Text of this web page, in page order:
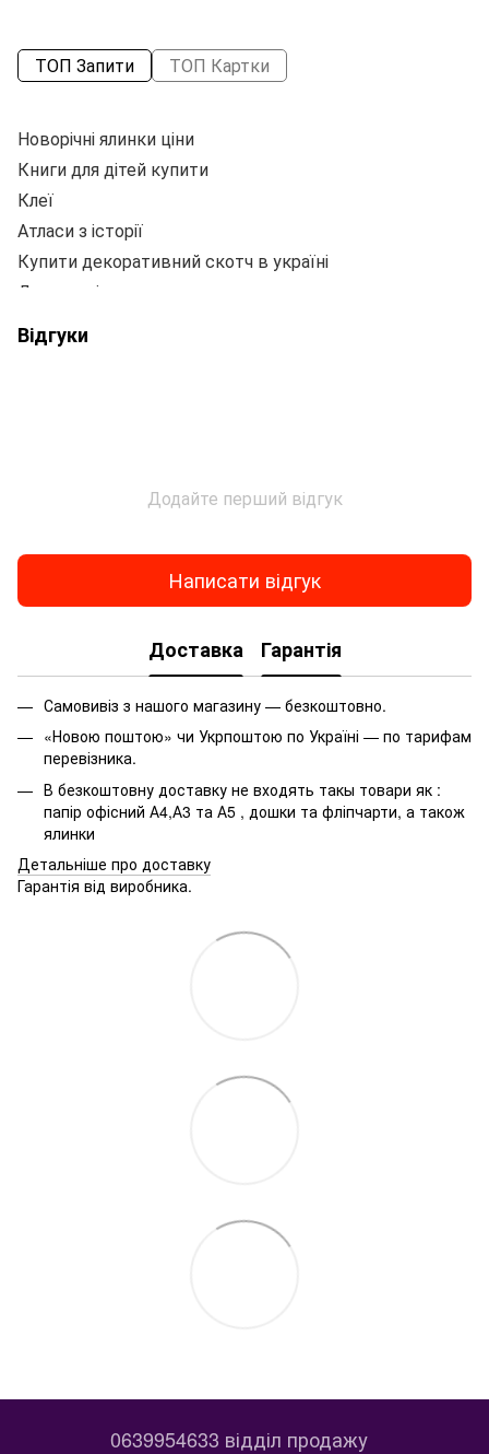
ТОП Запити ТОП Картки
Новорічні ялинки ціни
Книги для дітей купити
Клеї
Атласи з історії
Купити декоративний скотч в україні
Декор свічки
Професійні пензлики для малювання
Купити пластикові стакани
Папки для документів купити
Купити новорічні кульки на ялинку
Купити резинки для грошей
Підгузки для дітей
Купити набір для дитячої творчості
Квілінг набір
Дитячи книжки
Папір для гуаші а3
Папка на кнопці
Відгуки
Додайте перший відгук
Написати відгук
Доставка Гарантія
Самовивіз з нашого магазину — безкоштовно.
«Новою поштою» чи Укрпоштою по Україні — по тарифам
перевізника.
В безкоштовну доставку не входять такы товари як :
папір офісний А4,А3 та А5 , дошки та фліпчарти, а також
ялинки
Детальніше про доставку
Гарантія від виробника.
0639954633 відділ продажу